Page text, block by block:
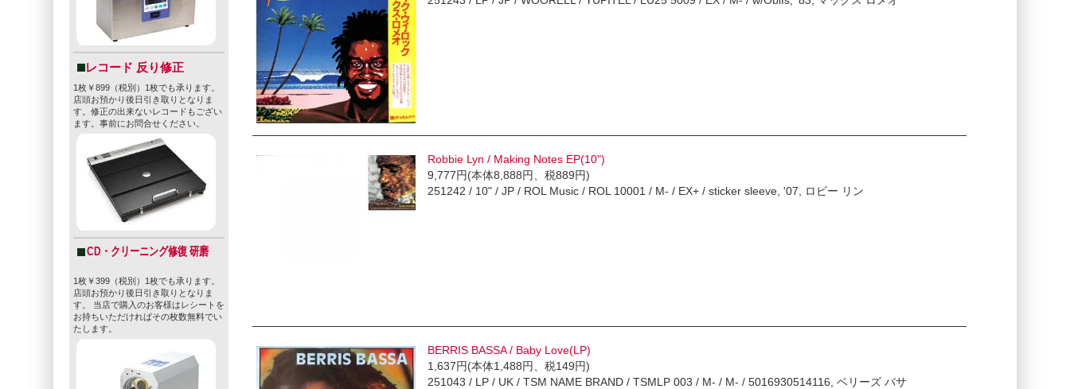
レコード 反り修正
1枚￥899（税別）1枚でも承ります。
店頭お預かり後日引き取りとなりま
す。修正の出来ないレコードもござい
ます。事前にお問合せください。
CD・クリーニング修復 研磨
1枚￥399（税別）1枚でも承ります。
店頭お預かり後日引き取りとなりま
す。 当店で購入のお客様はレシートを
お持ちいただければその枚数無料でい
たします。
Robbie Lyn / Making Notes EP(10")
9,777円(本体8,888円、税889円)
251242 / 10" / JP / ROL Music / ROL 10001 / M- / EX+ / sticker sleeve, '07, ロビー リン
BERRIS BASSA / Baby Love(LP)
1,637円(本体1,488円、税149円)
251043 / LP / UK / TSM NAME BRAND / TSMLP 003 / M- / M- / 5016930514116, ベリーズ バサ